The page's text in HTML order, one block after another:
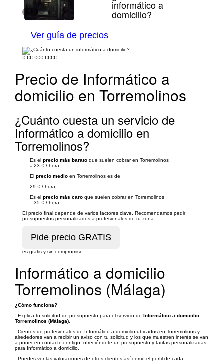
informático a
domicilio?
Ver guía de precios
€ €€ €€€ €€€€
Precio de Informático a
domicilio en Torremolinos
¿Cuánto cuesta un servicio de
Informático a domicilio en
Torremolinos?
Es el precio más barato que suelen cobrar en Torremolinos
↓ 23 € / hora
El precio medio en Torremolinos es de
29 € / hora
Es el precio más caro que suelen cobrar en Torremolinos
↑ 35 € / hora
El precio final depende de varios factores clave. Recomendamos pedir
presupuestos personalizados a profesionales de tu zona.
es gratis y sin compromiso
Informático a domicilio
Torremolinos (Málaga)
¿Cómo funciona?
- Explica tu solicitud de presupuesto para el servicio de Informático a domicilio
Torremolinos (Málaga)
- Cientos de profesionales de Informático a domicilio ubicados en Torremolinos y
alrededores van a recibir un aviso con tu solicitud y los que muestren interés se van
a poner en contacto contigo, ofreciéndote un presupuesto y tarifas personalizadas
para Informático a domicilio.
- Puedes ver las valoraciones de otros clientes así como el perfil de cada